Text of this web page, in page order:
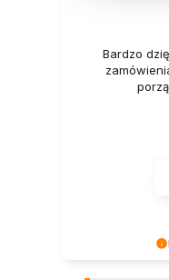
Bardzo